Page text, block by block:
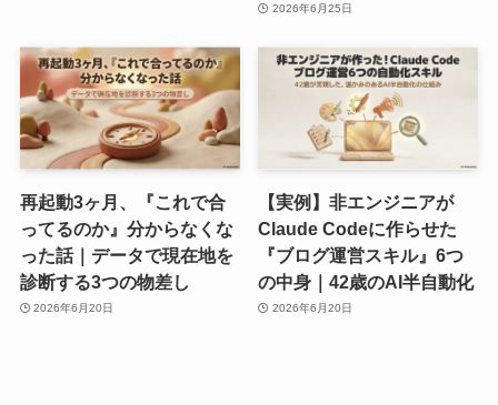
2026年6月25日
再起動3ヶ月、『これで合
ってるのか』分からなくな
った話｜データで現在地を
診断する3つの物差し
2026年6月20日
【実例】非エンジニアが
Claude Codeに作らせた
『ブログ運営スキル』6つ
の中身｜42歳のAI半自動化
2026年6月20日